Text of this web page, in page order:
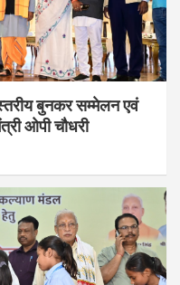
बुनकर सम्मेलन एवं
ओपी चौधरी